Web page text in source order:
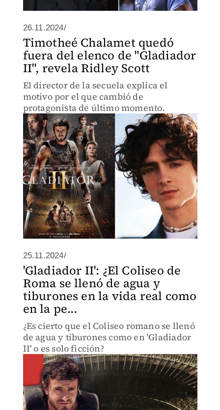
26.11.2024/
Timotheé Chalamet quedó
fuera del elenco de "Gladiador
II", revela Ridley Scott
El director de la secuela explica el
motivo por el que cambió de
protagonista de último momento.
25.11.2024/
'Gladiador II': ¿El Coliseo de
Roma se llenó de agua y
tiburones en la vida real como
en la pe...
¿Es cierto que el Coliseo romano se llenó
de agua y tiburones como en 'Gladiador
II' o es solo ficción?